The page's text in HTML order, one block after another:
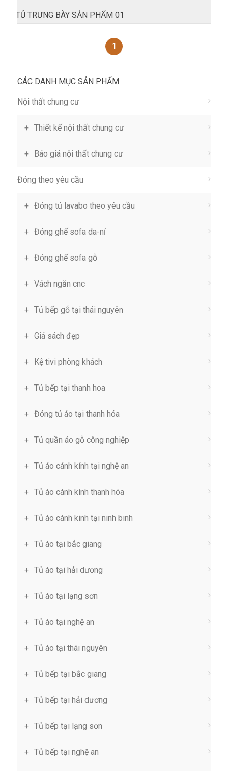
TỦ TRƯNG BÀY SẢN PHẨM 01
1
CÁC DANH MỤC SẢN PHẨM
Nội thất chung cư
Thiết kế nội thất chung cư
Báo giá nội thất chung cư
Đóng theo yêu cầu
Đóng tủ lavabo theo yêu cầu
Đóng ghế sofa da-nỉ
Đóng ghế sofa gỗ
Vách ngăn cnc
Tủ bếp gỗ tại thái nguyên
Giá sách đẹp
Kệ tivi phòng khách
Tủ bếp tại thanh hoa
Đóng tủ áo tại thanh hóa
Tủ quần áo gỗ công nghiệp
Tủ áo cánh kính tại nghệ an
Tủ áo cánh kính thanh hóa
Tủ áo cánh kinh tại ninh binh
Tủ áo tại bắc giang
Tủ áo tại hải dương
Tủ áo tại lạng sơn
Tủ áo tại nghệ an
Tủ áo tại thái nguyên
Tủ bếp tại bắc giang
Tủ bếp tại hải dương
Tủ bếp tại lạng sơn
Tủ bếp tại nghệ an